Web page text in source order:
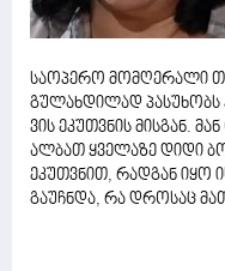
საოპერო მომღერალი
გულახდილად პასუხობს
ვის ეკუთვნის მისგან.
ალბათ ყველაზე დიდი
ეკუთვნით, რადგან იყო
გაუჩნდა, რა დროსაც